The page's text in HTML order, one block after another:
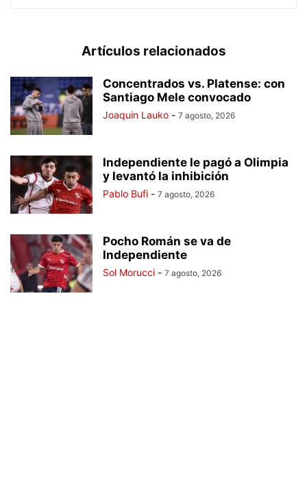
Artículos relacionados
Concentrados vs. Platense: con
Santiago Mele convocado
Joaquin Lauko - 7 agosto, 2026
Independiente le pagó a Olimpia
y levantó la inhibición
Pablo Bufi - 7 agosto, 2026
Pocho Román se va de
Independiente
Sol Morucci - 7 agosto, 2026